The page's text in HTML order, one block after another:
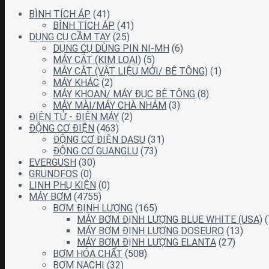
BÌNH TÍCH ÁP (41)
BÌNH TÍCH ÁP (41)
DỤNG CỤ CẦM TAY (25)
DỤNG CỤ DÙNG PIN NI-MH (6)
MÁY CẮT (KIM LOẠI) (5)
MÁY CẮT (VẬT LIỆU MỚI/ BÊ TÔNG) (1)
MÁY KHÁC (2)
MÁY KHOAN/ MÁY ĐỤC BÊ TÔNG (8)
MÁY MÀI/MÁY CHÀ NHÁM (3)
ĐIỆN TỬ - ĐIỆN MÁY (2)
ĐỘNG CƠ ĐIỆN (463)
ĐỘNG CƠ ĐIỆN DASU (31)
ĐỘNG CƠ GUANGLU (73)
EVERGUSH (30)
GRUNDFOS (0)
LINH PHỤ KIỆN (0)
MÁY BƠM (4755)
BƠM ĐỊNH LƯỢNG (165)
MÁY BƠM ĐỊNH LƯỢNG BLUE WHITE (USA)
MÁY BƠM ĐỊNH LƯỢNG DOSEURO (13)
MÁY BƠM ĐỊNH LƯỢNG ELANTA (27)
BƠM HÓA CHẤT (508)
BƠM NACHI (32)